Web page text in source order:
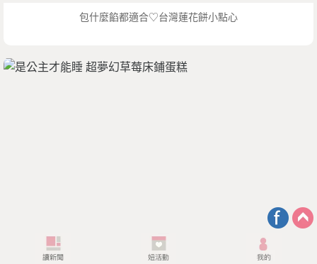
包什麼餡都適合♡台灣蓮花餅小點心